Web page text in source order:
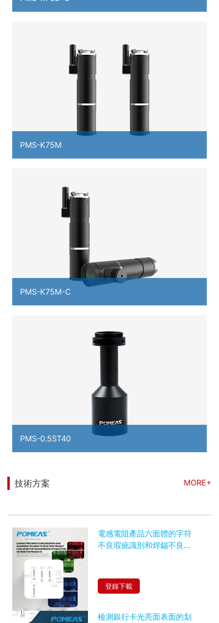
PMS-K75M
PMS-K75M-C
PMS-0.5ST40
技術方案
MORE+
電感電阻產品六面體的字符
不良瑕疵識別和焊錫不良瑕
登錄下載
檢測銀行卡光亮面表面的划